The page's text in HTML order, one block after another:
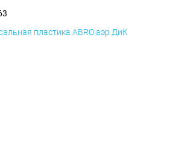
пластика ABRO аэр ДиК